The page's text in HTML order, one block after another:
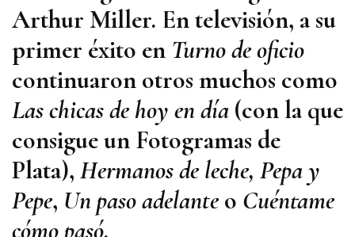
Arthur Miller. En televisión, a su
primer éxito en Turno de oficio
continuaron otros muchos como
Las chicas de hoy en día (con la que
consigue un Fotogramas de
Plata), Hermanos de leche, Pepa y
Pepe, Un paso adelanteo Cuéntame
cómo pasó.